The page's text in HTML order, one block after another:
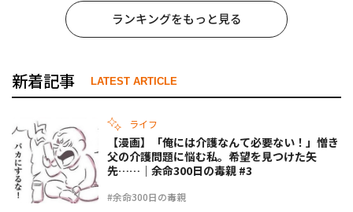
ランキングをもっと見る
新着記事 LATEST ARTICLE
ライフ
#余命300日の毒親
【漫画】「俺には介護なんて必要ない！」憎き
父の介護問題に悩む私。希望を見つけた矢
先……｜余命300日の毒親 #3